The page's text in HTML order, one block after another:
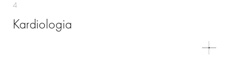
4
Kardiologia